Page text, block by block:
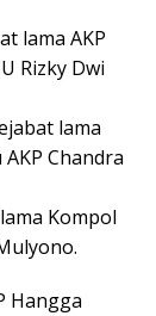
lama AKP
Rizky Dwi
lama
Chandra
Kompol
Hangga